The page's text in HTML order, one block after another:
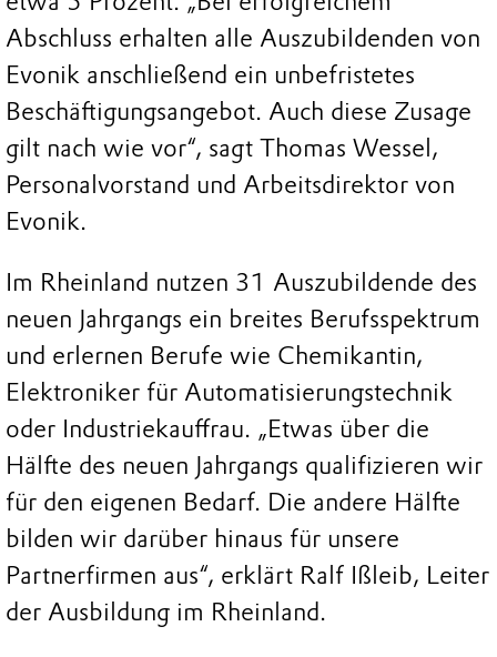
Abschluss erhalten alle Auszubildenden von
Evonik anschließend ein unbefristetes
Beschäftigungsangebot. Auch diese Zusage
gilt nach wie vor“, sagt Thomas Wessel,
Personalvorstand und Arbeitsdirektor von
Evonik.
Im Rheinland nutzen 31 Auszubildende des
neuen Jahrgangs ein breites Berufsspektrum
und erlernen Berufe wie Chemikantin,
Elektroniker für Automatisierungstechnik
oder Industriekauffrau. „Etwas über die
Hälfte des neuen Jahrgangs qualifizieren wir
für den eigenen Bedarf. Die andere Hälfte
bilden wir darüber hinaus für unsere
Partnerfirmen aus“, erklärt Ralf Ißleib, Leiter
der Ausbildung im Rheinland.